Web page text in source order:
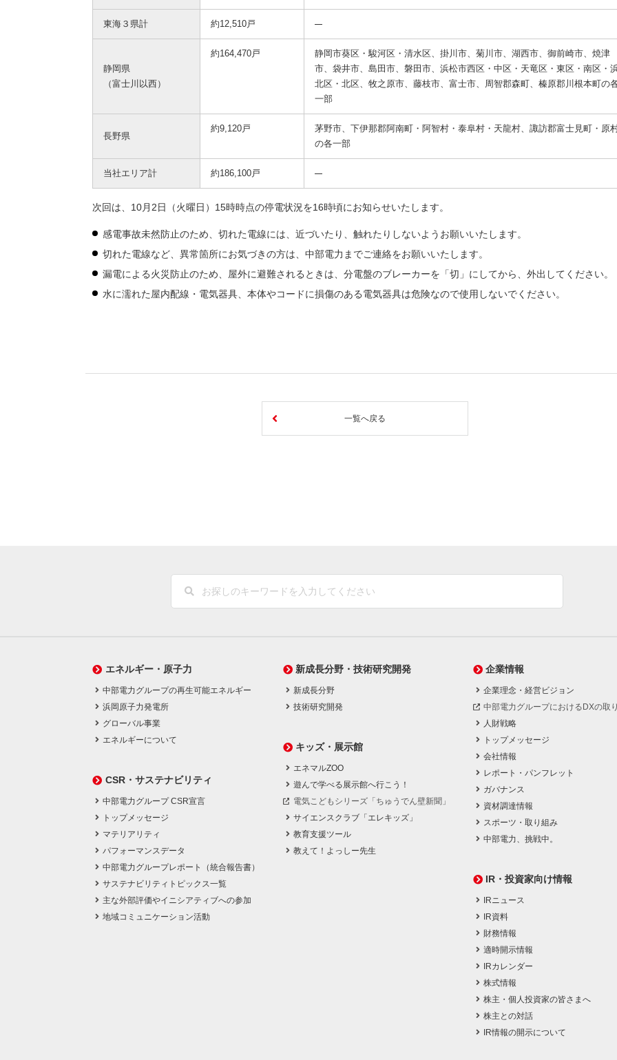
東海３県計 約12,510戸
静岡県
（富士川以西）
約164,470戸
静岡市葵区・駿河区・清水区、掛川市、菊川市、湖西市、御前崎市、焼津
市、袋井市、島田市、磐田市、浜松市西区・中区・天竜区・東区・南区・
北区・北区、牧之原市、藤枝市、富士市、周智郡森町、榛原郡川根本町の
一部
長野県
約9,120戸
茅野市、下伊那郡阿南町・阿智村・泰阜村・天龍村、諏訪郡富士見町・原
の各一部
当社エリア計 約186,100戸
次回は、10月2日（火曜日）15時時点の停電状況を16時頃にお知らせいたします。
感電事故未然防止のため、切れた電線には、近づいたり、触れたりしないようお願いいたします。
切れた電線など、異常箇所にお気づきの方は、中部電力までご連絡をお願いいたします。
漏電による火災防止のため、屋外に避難されるときは、分電盤のブレーカーを「切」にしてから、外出してください。
水に濡れた屋内配線・電気器具、本体やコードに損傷のある電気器具は危険なので使用しないでください。
一覧へ戻る
エネルギー・原子力
中部電力グループの再生可能エネルギー
浜岡原子力発電所
グローバル事業
エネルギーについて
CSR・サステナビリティ
中部電力グループ CSR宣言
トップメッセージ
マテリアリティ
パフォーマンスデータ
中部電力グループレポート（統合報告書）
サステナビリティトピックス一覧
主な外部評価やイニシアティブへの参加
地域コミュニケーション活動
新成長分野・技術研究開発
新成長分野
技術研究開発
キッズ・展示館
エネマルZOO
遊んで学べる展示館へ行こう！
電気こどもシリーズ「ちゅうでん壁新聞」
サイエンスクラブ「エレキッズ」
教育支援ツール
教えて！よっしー先生
企業情報
企業理念・経営ビジョン
中部電力グループにおけるDXの取
人財戦略
トップメッセージ
会社情報
レポート・パンフレット
ガバナンス
資材調達情報
スポーツ・取り組み
中部電力、挑戦中。
IR・投資家向け情報
IRニュース
IR資料
財務情報
適時開示情報
IRカレンダー
株式情報
株主・個人投資家の皆さまへ
株主との対話
IR情報の開示について